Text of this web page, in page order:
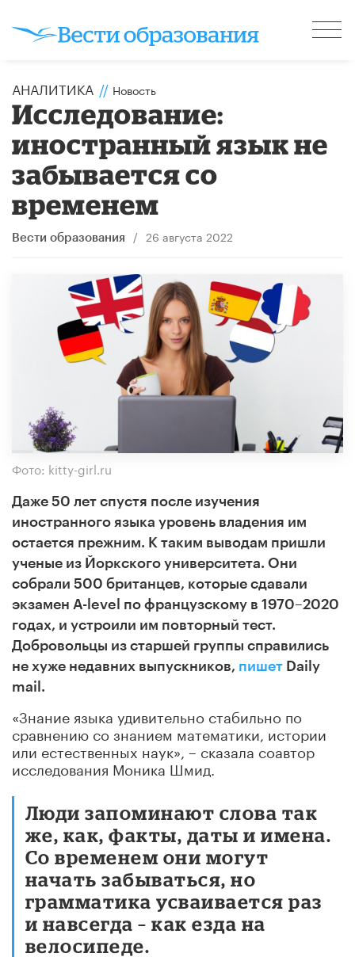
АНАЛИТИКА // Новость
Исследование:
иностранный язык не
забывается со
временем
Вести образования / 26 августа 2022
Фото: kitty-girl.ru
Даже 50 лет спустя после изучения
иностранного языка уровень владения им
остается прежним. К таким выводам пришли
ученые из Йоркского университета. Они
собрали 500 британцев, которые сдавали
экзамен A-level по французскому в 1970–2020
годах, и устроили им повторный тест.
Добровольцы из старшей группы справились
не хуже недавних выпускников, пишет Daily
mail.
«Знание языка удивительно стабильно по
сравнению со знанием математики, истории
или естественных наук», – сказала соавтор
исследования Моника Шмид.
Люди запоминают слова так
же, как, факты, даты и имена.
Со временем они могут
начать забываться, но
грамматика усваивается раз
и навсегда – как езда на
велосипеде.